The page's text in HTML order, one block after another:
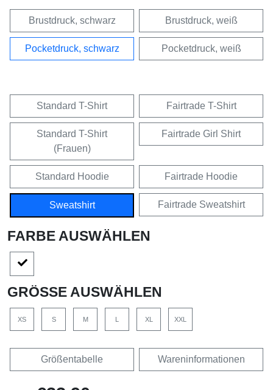
Brustdruck, schwarz Brustdruck, weiß
Pocketdruck, schwarz Pocketdruck, weiß
Standard T-Shirt Fairtrade T-Shirt
Standard T-Shirt
(Frauen)
Fairtrade Girl Shirt
Standard Hoodie Fairtrade Hoodie
Sweatshirt Fairtrade Sweatshirt
FARBE AUSWÄHLEN
GRÖSSE AUSWÄHLEN
XS S M XL XXL
Größentabelle Wareninformationen